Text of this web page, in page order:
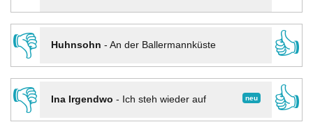
👎
Huhnsohn - An der Ballermannküste
👍
👎
neu
Ina Irgendwo - Ich steh wieder auf
👍